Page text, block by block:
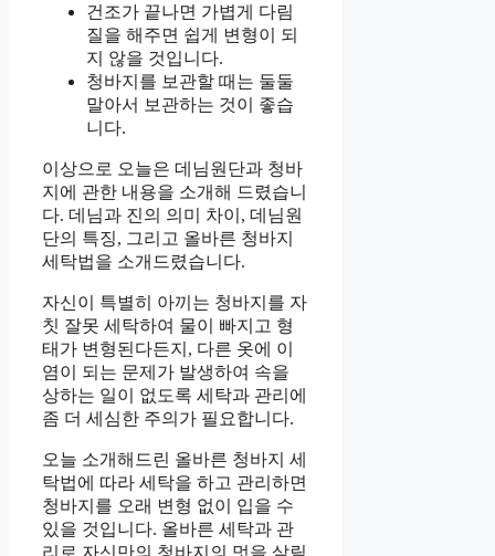
건조가 끝나면 가볍게 다림
질을 해주면 쉽게 변형이 되
지 않을 것입니다.
청바지를 보관할 때는 둘둘
말아서 보관하는 것이 좋습
니다.
이상으로 오늘은 데님원단과 청바
지에 관한 내용을 소개해 드렸습니
다. 데님과 진의 의미 차이, 데님원
단의 특징, 그리고 올바른 청바지
세탁법을 소개드렸습니다.
자신이 특별히 아끼는 청바지를 자
칫 잘못 세탁하여 물이 빠지고 형
태가 변형된다든지, 다른 옷에 이
염이 되는 문제가 발생하여 속을
상하는 일이 없도록 세탁과 관리에
좀 더 세심한 주의가 필요합니다.
오늘 소개해드린 올바른 청바지 세
탁법에 따라 세탁을 하고 관리하면
청바지를 오래 변형 없이 입을 수
있을 것입니다. 올바른 세탁과 관